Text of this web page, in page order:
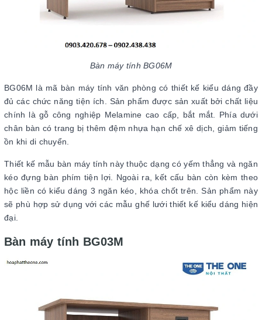
Bàn máy tính BG06M
BG06M là mã bàn máy tính văn phòng có thiết kế kiểu dáng đầy
đủ các chức năng tiện ích. Sản phẩm được sản xuất bởi chất liệu
chính là gỗ công nghiệp Melamine cao cấp, bắt mắt. Phía dưới
chân bàn có trang bị thêm đệm nhựa hạn chế xê dịch, giảm tiếng
ồn khi di chuyển.
Thiết kế mẫu bàn máy tính này thuộc dạng có yếm thẳng và ngăn
kéo đựng bàn phím tiện lợi. Ngoài ra, kết cấu bàn còn kèm theo
hộc liền có kiểu dáng 3 ngăn kéo, khóa chốt trên. Sản phẩm này
sẽ phù hợp sử dụng với các mẫu ghế lưới thiết kế kiểu dáng hiện
đại.
Bàn máy tính BG03M